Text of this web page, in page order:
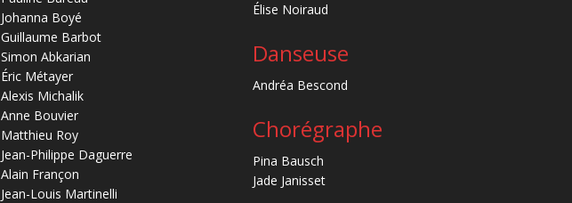
Johanna Boyé
Guillaume Barbot
Simon Abkarian
Éric Métayer
Alexis Michalik
Anne Bouvier
Matthieu Roy
Jean-Philippe Daguerre
Alain Françon
Jean-Louis Martinelli
Élise Noiraud
Danseuse
Andréa Bescond
Chorégraphe
Pina Bausch
Jade Janisset